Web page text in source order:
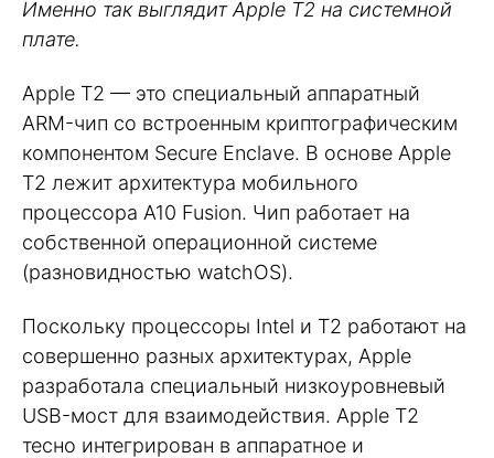
Именно так выглядит Apple T2 на системной
плате.
Apple T2 — это специальный аппаратный
ARM-чип со встроенным криптографическим
компонентом Secure Enclave. В основе Apple
T2 лежит архитектура мобильного
процессора A10 Fusion. Чип работает на
собственной операционной системе
(разновидностью watchOS).
Поскольку процессоры Intel и T2 работают на
совершенно разных архитектурах, Apple
разработала специальный низкоуровневый
USB-мост для взаимодействия. Apple T2
тесно интегрирован в аппаратное и